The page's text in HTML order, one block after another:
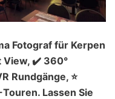
Fotograf für Kerpen
View, ✔️ 360°
Rundgänge, ⭐
Lassen Sie